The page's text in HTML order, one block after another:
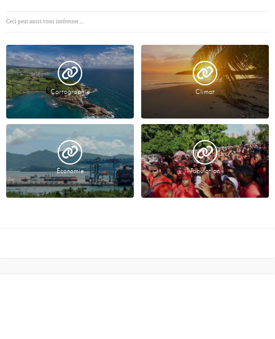
Ceci peut aussi vous intéresser ...
Cartographie Climat
Économie Population